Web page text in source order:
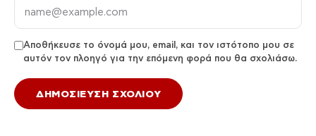
Αποθήκευσε το όνομά μου, email, και τον ιστότοπο μου σε
αυτόν τον πλοηγό για την επόμενη φορά που θα σχολιάσω.